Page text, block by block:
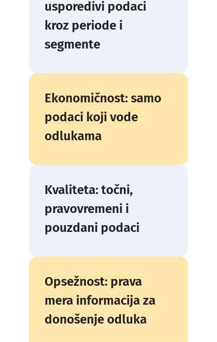
usporedivi podaci
kroz periode i
segmente
Ekonomičnost: samo
podaci koji vode
odlukama
Kvaliteta: točni,
pravovremeni i
pouzdani podaci
Opsežnost: prava
mera informacija za
donošenje odluka